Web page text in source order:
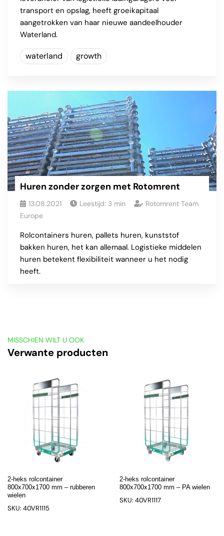
transport en opslag, heeft groeikapitaal
aangetrokken van haar nieuwe aandeelhouder
Waterland.
waterland growth
Huren zonder zorgen met Rotomrent
13.08.2021 Leestijd: 3 min
Rotomrent Team
Europe
Rolcontainers huren, pallets huren, kunststof
bakken huren, het kan allemaal. Logistieke middelen
huren betekent flexibiliteit wanneer u het nodig
heeft.
MISSCHIEN WILT U OOK
Verwante producten
2-heks rolcontainer
800x700x1700 mm – rubberen
wielen
SKU: 40VR1115
2-heks rolcontainer
800x700x1700 mm – PA wielen
SKU: 40VR1117